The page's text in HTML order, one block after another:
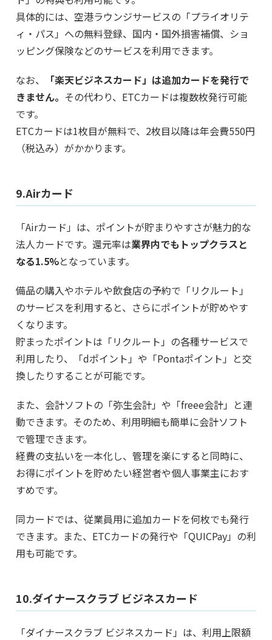
具体的には、空港ラウンジサービスの「プライオリテ
ィ・パス」への無料登録、国内・国外損害補償、ショ
ッピング保険などのサービスを利用できます。
なお、
「楽天ビジネスカード」は追加カードを発行で
きません。 その代わり、ETCカードは複数枚発行可能
です。
ETCカードは1枚目が無料で、2枚目以降は年会費550円
（税込み）がかかります。
9.Airカード
「Airカード」は、ポイントが貯まりやすさが魅力的な
法人カードです。還元率は業界内でもトップクラスと
なる1.5%となっています。
備品の購入やホテルや飲食店の予約で「リクルート」
のサービスを利用すると、さらにポイントが貯めやす
くなります。
貯まったポイントは「リクルート」の各種サービスで
利用したり、「dポイント」や「Pontaポイント」と交
換したりすることが可能です。
また、会計ソフトの「弥生会計」や「freee会計」と連
動できます。そのため、利用明細も簡単に会計ソフト
で管理できます。
経費の支払いを一本化し、管理を楽にすると同時に、
お得にポイントを貯めたい経営者や個人事業主におす
すめです。
同カードでは、従業員用に追加カードを何枚でも発行
できます。また、ETCカードの発行や「QUICPay」の利
用も可能です。
10.ダイナースクラブ ビジネスカード
「ダイナースクラブ ビジネスカード」は、利用上限額